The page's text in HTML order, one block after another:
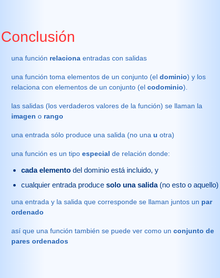
Conclusión
una función relaciona entradas con salidas
una función toma elementos de un conjunto (el dominio) y los
relaciona con elementos de un conjunto (el codominio).
las salidas (los verdaderos valores de la función) se llaman la
imagen o rango
una entrada sólo produce una salida (no una u otra)
una función es un tipo especial de relación donde:
cada elemento del dominio está incluido, y
cualquier entrada produce solo una salida(no esto o aquello)
una entrada y la salida que corresponde se llaman juntos un par
ordenado
así que una función también se puede ver como un conjunto de
pares ordenados